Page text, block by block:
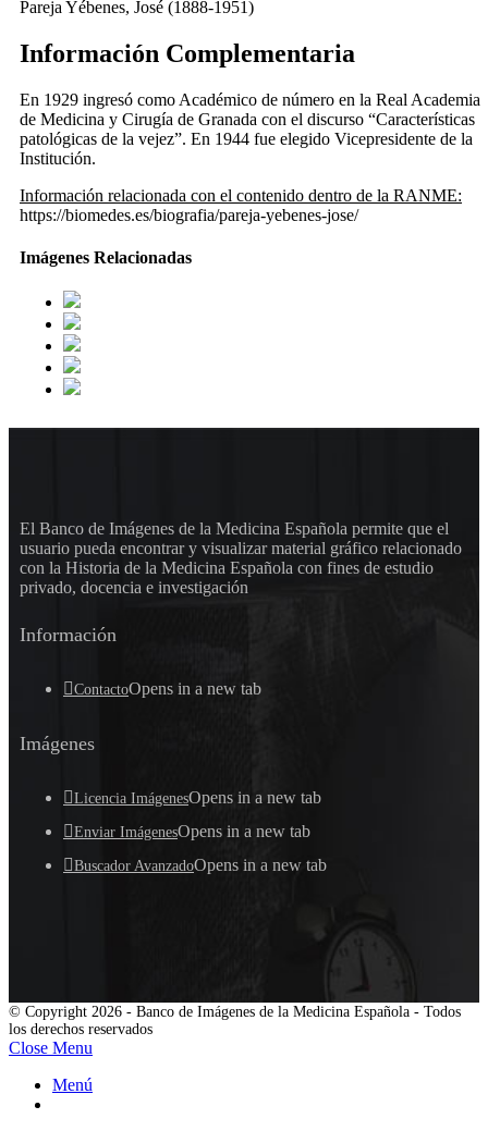
Pareja Yébenes, José (1888-1951)
Información Complementaria
En 1929 ingresó como Académico de número en la Real Academia
de Medicina y Cirugía de Granada con el discurso “Características
patológicas de la vejez”. En 1944 fue elegido Vicepresidente de la
Institución.
Información relacionada con el contenido dentro de la RANME:
https://biomedes.es/biografia/pareja-yebenes-jose/
Imágenes Relacionadas
El Banco de Imágenes de la Medicina Española permite que el
usuario pueda encontrar y visualizar material gráfico relacionado
con la Historia de la Medicina Española con fines de estudio
privado, docencia e investigación
Información
ContactoOpens in a new tab
Imágenes
Licencia ImágenesOpens in a new tab
Enviar ImágenesOpens in a new tab
Buscador AvanzadoOpens in a new tab
© Copyright 2026 - Banco de Imágenes de la Medicina Española - Todos
los derechos reservados
Close Menu
Menú